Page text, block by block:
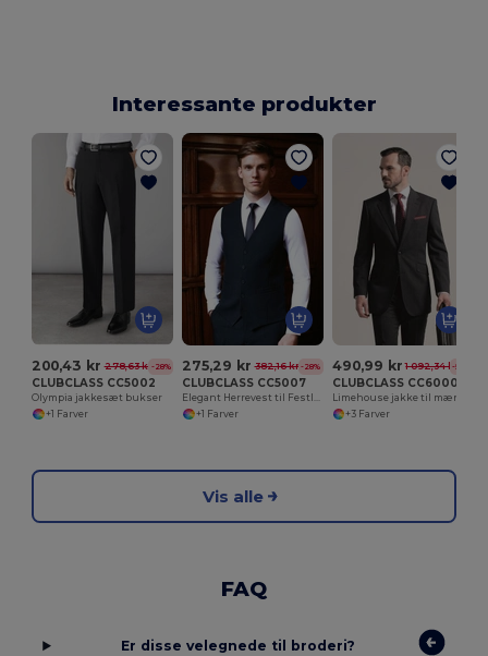
Interessante produkter
200,43 kr 278,63 kr-28%
CLUBCLASS CC5002
Olympia jakkesæt bukser
+1 Farver
275,29 kr 382,16 kr -28%
CLUBCLASS CC5007
Elegant Herrevest til Festlige Anledninger
+1 Farver
490,99 kr 1 092,34 kr-55%
CLUBCLASS CC6000
Limehouse jakke til mænd
+3 Farver
Vis alle
FAQ
Er disse velegnede til broderi?